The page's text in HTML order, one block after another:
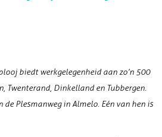
biedt werkgelegenheid aan zo’n 500
Twenterand, Dinkelland en Tubbergen.
Plesmanweg in Almelo. Eén van hen is